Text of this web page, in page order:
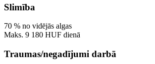
Slimība
70 % no vidējās algas
Maks. 9 180 HUF dienā
Traumas/negadījumi darbā